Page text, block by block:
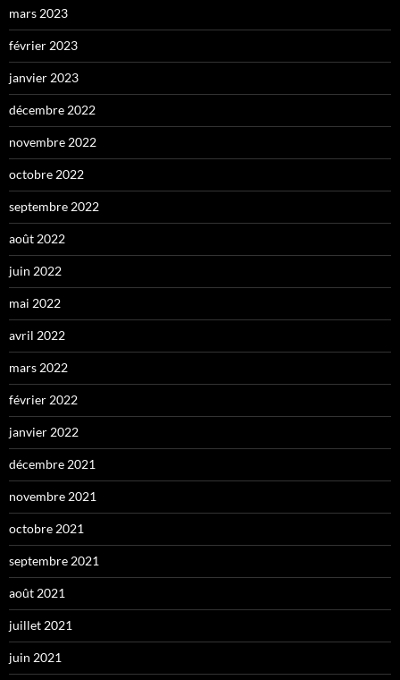
mars 2023
février 2023
janvier 2023
décembre 2022
novembre 2022
octobre 2022
septembre 2022
août 2022
juin 2022
mai 2022
avril 2022
mars 2022
février 2022
janvier 2022
décembre 2021
novembre 2021
octobre 2021
septembre 2021
août 2021
juillet 2021
juin 2021